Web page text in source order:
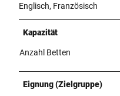
Englisch, Französisch
Kapazität
Anzahl Betten
Eignung (Zielgruppe)